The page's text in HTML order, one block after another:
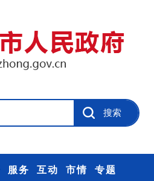
服务 互动 市情 专题